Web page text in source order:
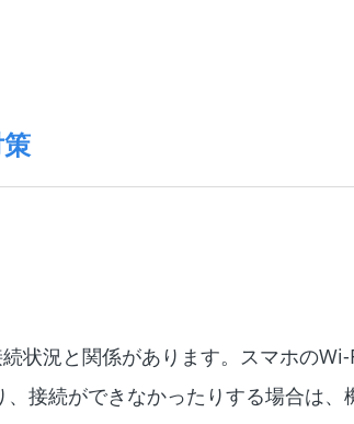
状況と関係があります。スマホのWi-
接続ができなかったりする場合は、